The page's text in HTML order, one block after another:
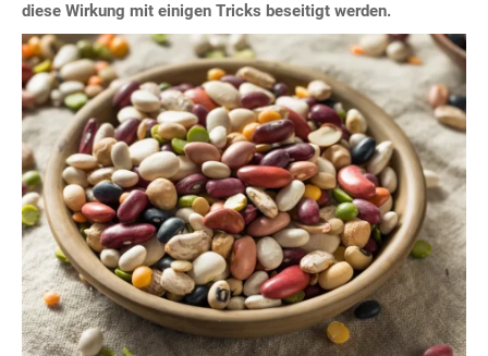
diese Wirkung mit einigen Tricks beseitigt werden.